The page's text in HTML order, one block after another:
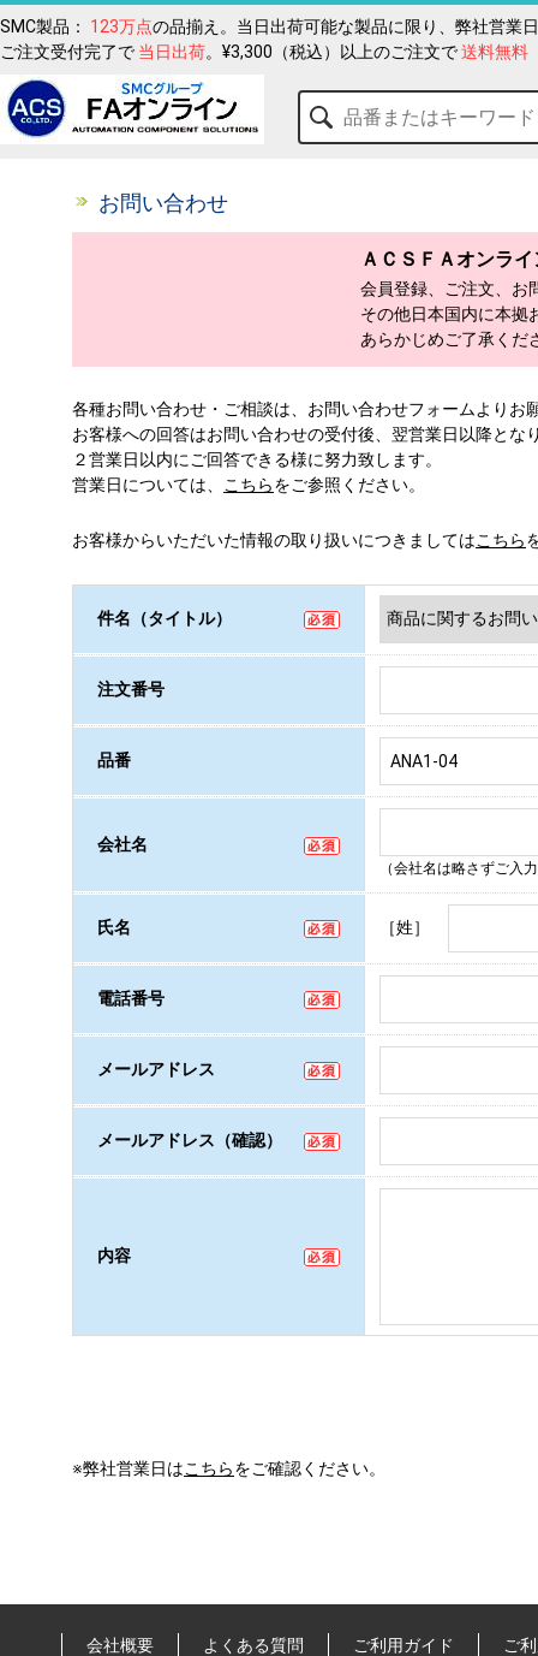
SMC製品： 123万点の品揃え。当日出荷可能な製品に限り、弊社営業
ご注文受付完了で 当日出荷。¥3,300（税込）以上のご注文で送料無料
お問い合わせ
ＡＣＳＦＡオンラ
会員登録、ご注文、お
その他日本国内に本拠
あらかじめご了承くだ
各種お問い合わせ・ご相談は、お問い合わせフォームよりお
お客様への回答はお問い合わせの受付後、翌営業日以降とな
２営業日以内にご回答できる様に努力致します。
営業日については、
こちらをご参照ください。
お客様からいただいた情報の取り扱いにつきましてはこちら
件名（タイトル）
注文番号
品番
会社名
（会社名は略さずご
氏名 ［姓］
電話番号
メールアドレス
メールアドレス（確認）
内容
※弊社営業日はこちらをご確認ください。
会社概要 よくある質問 ご利用ガイド ご